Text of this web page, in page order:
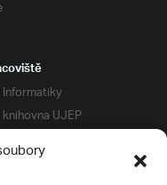
UJEP
a menz
centrum podpory